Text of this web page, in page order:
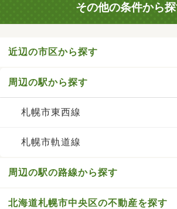
その他の条件から
近辺の市区から探す
周辺の駅から探す
札幌市東西線
札幌市軌道線
周辺の駅の路線から探す
北海道札幌市中央区の不動産を探す